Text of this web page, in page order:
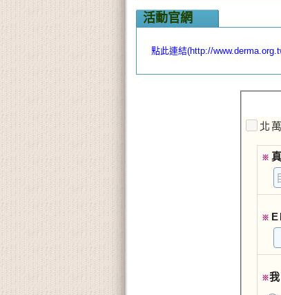
活動官網
點此連結(http://
北
※
※
※